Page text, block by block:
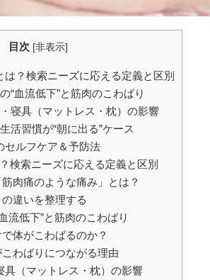
目次 [非表示]
？検索ニーズに応える定義と区別
“血流低下”と筋肉のこわばり
寝具（マットレス・枕）の影響
活習慣が“朝に出る”ケース
ルフケア＆予防法
検索ニーズに応える定義と区別
肉痛のような痛み」とは？
違いを整理する
流低下”と筋肉のこわばり
体がこわばるのか？
わばりにつながる理由
（マットレス・枕）の影響